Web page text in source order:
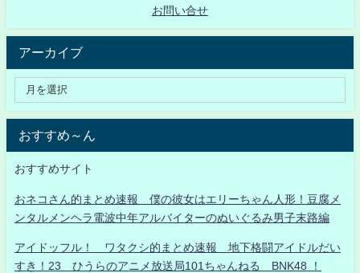
お問い合せ
アーカイブ
おすすめ～ん
おすすめサイト
おネコさん的まとめ速報 僕の彼女はエリーちゃん人形！豆腐メ
ンタルメンヘラ電波中年アルバイターのぬいぐるみ男子末路編
アイドッフル！ ワタクシ的まとめ速報 地下格闘アイドルだい
すき！23 ひうらのアニメ放送局101ちゃんねる BNK48 ！